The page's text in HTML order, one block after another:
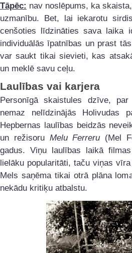
Tāpēc: nav noslēpums, ka
uzmanību. Bet, lai iekarotu
cenšoties līdzināties sava laika
individuālās īpatnības un prast
var saukt tikai sievieti, kas
un meklē savu ceļu.
Laulības vai karjera
Personīgā skaistules dzīve,
nemaz nelīdzinājās Holivudas
Hepbernas laulības beidzās
un režisoru Melu Ferreru (Mel
gadus. Viņu laulības laikā
lielāku popularitāti, taču viņas
Mels saņēma tikai otrā plāna
nekādu kritiķu atbalstu.